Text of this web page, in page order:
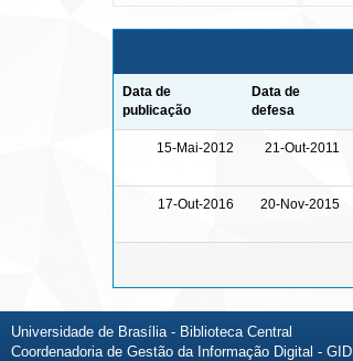
Data de
publicação
Data de
defesa
15-Mai-2012 21-Out-2011
17-Out-2016 20-Nov-2015
Universidade de Brasília - Biblioteca Central
Coordenadoria de Gestão da Informação Digital - GID